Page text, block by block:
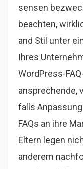
sensen
beachten,
and Stil unter
Ihres
WordPress-
ansprechende,
falls
FAQs an ihre
Eltern legen
anderem